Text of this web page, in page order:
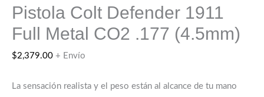
Pistola Colt Defender 1911
Full Metal CO2 .177 (4.5mm)
$2,379.00 + Envío
La sensación realista y el peso están al alcance de tu mano